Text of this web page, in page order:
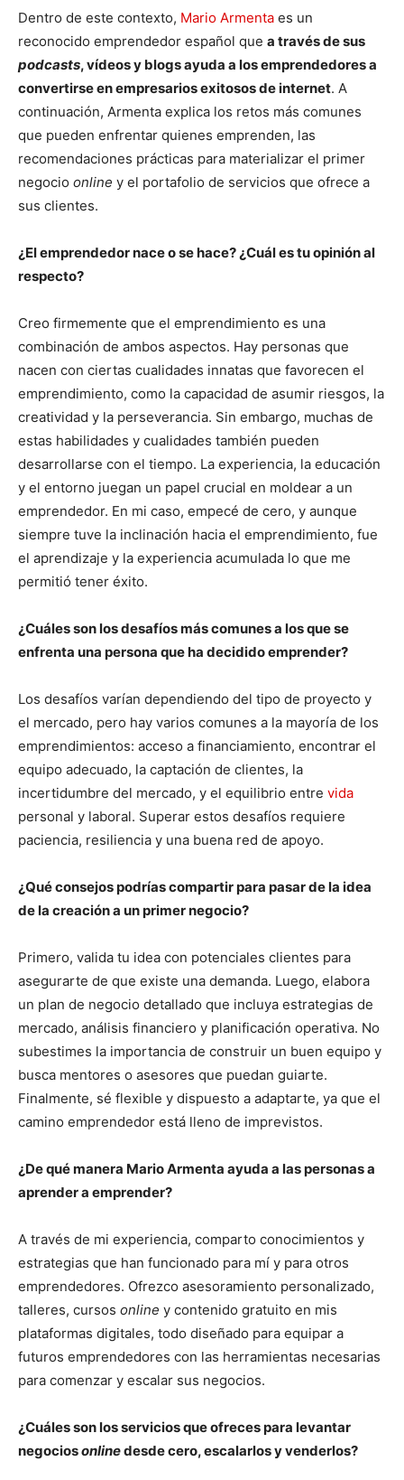
Dentro de este contexto, Mario Armenta es un
reconocido emprendedor español que a través de sus
podcasts, vídeos y blogs ayuda a los emprendedores a
convertirse en empresarios exitosos de internet. A
continuación, Armenta explica los retos más comunes
que pueden enfrentar quienes emprenden, las
recomendaciones prácticas para materializar el primer
negocio online y el portafolio de servicios que ofrece a
sus clientes.
¿El emprendedor nace o se hace? ¿Cuál es tu opinión al
respecto?
Creo firmemente que el emprendimiento es una
combinación de ambos aspectos. Hay personas que
nacen con ciertas cualidades innatas que favorecen el
emprendimiento, como la capacidad de asumir riesgos, la
creatividad y la perseverancia. Sin embargo, muchas de
estas habilidades y cualidades también pueden
desarrollarse con el tiempo. La experiencia, la educación
y el entorno juegan un papel crucial en moldear a un
emprendedor. En mi caso, empecé de cero, y aunque
siempre tuve la inclinación hacia el emprendimiento, fue
el aprendizaje y la experiencia acumulada lo que me
permitió tener éxito.
¿Cuáles son los desafíos más comunes a los que se
enfrenta una persona que ha decidido emprender?
Los desafíos varían dependiendo del tipo de proyecto y
el mercado, pero hay varios comunes a la mayoría de los
emprendimientos: acceso a financiamiento, encontrar el
equipo adecuado, la captación de clientes, la
incertidumbre del mercado, y el equilibrio entre vida
personal y laboral. Superar estos desafíos requiere
paciencia, resiliencia y una buena red de apoyo.
¿Qué consejos podrías compartir para pasar de la idea
de la creación a un primer negocio?
Primero, valida tu idea con potenciales clientes para
asegurarte de que existe una demanda. Luego, elabora
un plan de negocio detallado que incluya estrategias de
mercado, análisis financiero y planificación operativa. No
subestimes la importancia de construir un buen equipo y
busca mentores o asesores que puedan guiarte.
Finalmente, sé flexible y dispuesto a adaptarte, ya que el
camino emprendedor está lleno de imprevistos.
¿De qué manera Mario Armenta ayuda a las personas a
aprender a emprender?
A través de mi experiencia, comparto conocimientos y
estrategias que han funcionado para mí y para otros
emprendedores. Ofrezco asesoramiento personalizado,
talleres, cursos online y contenido gratuito en mis
plataformas digitales, todo diseñado para equipar a
futuros emprendedores con las herramientas necesarias
para comenzar y escalar sus negocios.
¿Cuáles son los servicios que ofreces para levantar
negociosonlinedesde cero, escalarlos y venderlos?